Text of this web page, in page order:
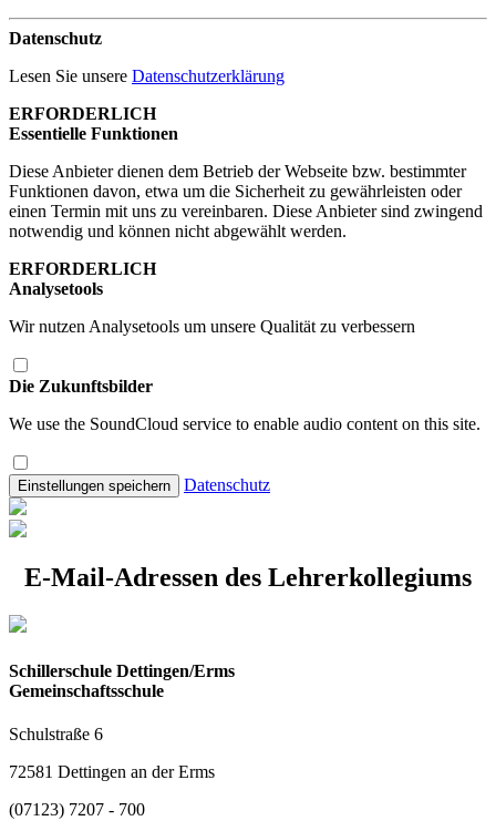
Datenschutz
Lesen Sie unsere Datenschutzerklärung
ERFORDERLICH
Essentielle Funktionen
Diese Anbieter dienen dem Betrieb der Webseite bzw. bestimmter
Funktionen davon, etwa um die Sicherheit zu gewährleisten oder
einen Termin mit uns zu vereinbaren. Diese Anbieter sind zwingend
notwendig und können nicht abgewählt werden.
ERFORDERLICH
Analysetools
Wir nutzen Analysetools um unsere Qualität zu verbessern
Die Zukunftsbilder
We use the SoundCloud service to enable audio content on this site.
Einstellungen speichern Datenschutz
E-Mail-Adressen des Lehrerkollegiums
Schillerschule Dettingen/Erms
Gemeinschaftsschule
Schulstraße 6
72581 Dettingen an der Erms
(07123) 7207 - 700